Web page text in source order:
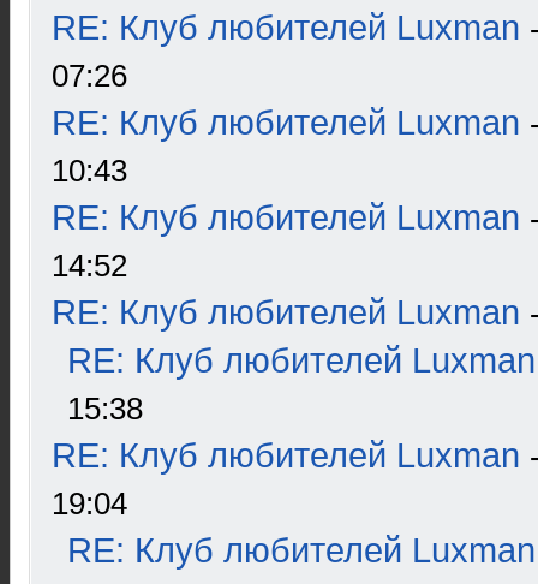
RE: Клуб любителей Luxman
07:26
RE: Клуб любителей Luxman
10:43
RE: Клуб любителей Luxman
14:52
RE: Клуб любителей Luxman
RE: Клуб любителей Luxman
15:38
RE: Клуб любителей Luxman
19:04
RE: Клуб любителей Luxman